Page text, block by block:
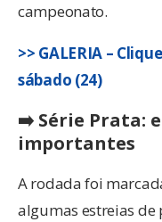
campeonato.
>> GALERIA –
sábado (24)
➡️ Série Prata:
importantes
A rodada foi
algumas estreias de